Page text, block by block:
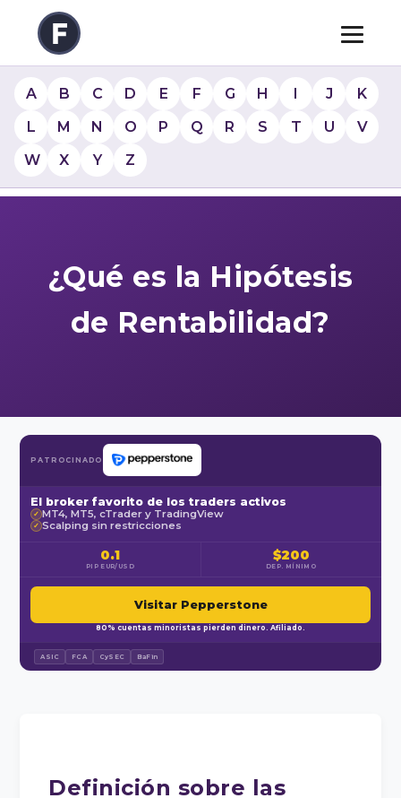
A B C D E F G H I J
K
L
M N O P Q R S T U
V
W
X Y Z
¿Qué es la Hipótesis
de Rentabilidad?
PATROCINADO
El broker favorito de los traders activos
✓ MT4, MT5, cTrader y TradingView
✓ Scalping sin restricciones
0.1
PIP EUR/USD
$200
DEP. MÍNIMO
Visitar Pepperstone
80% cuentas minoristas pierden dinero. Afiliado.
ASIC FCA CySEC BaFin
Definición sobre las